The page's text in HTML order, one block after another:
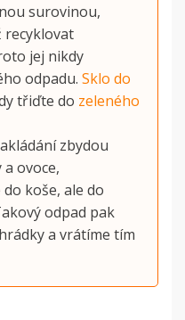
surovinou,
recyklovat
jej nikdy
odpadu. Sklo do
třiďte do zeleného
zbydou
ovoce,
koše, ale do
odpad pak
a vrátíme tím